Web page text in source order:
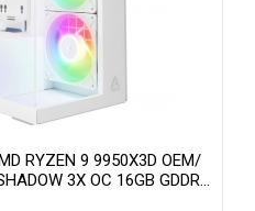
RYZEN 9 9950X3D OEM/
3X OC 16GB GDDR7